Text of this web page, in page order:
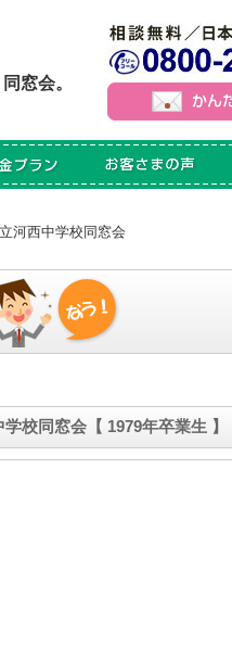
窓会。
河西中学校同窓会
校同窓会【 1979年卒業生 】